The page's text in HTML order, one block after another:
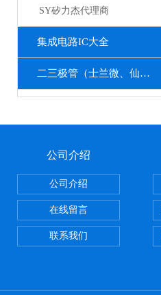
SY矽力杰代理商
集成电路IC大全
二三极管（士兰微、仙童、强茂、海矽美、光宝等）
公司介绍
公司介绍
在线留言
联系我们